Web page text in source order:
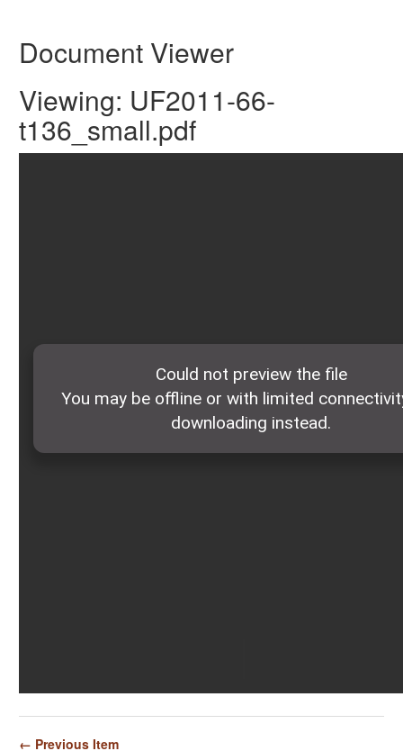
Document Viewer
Viewing: UF2011-66-
t136_small.pdf
← Previous Item